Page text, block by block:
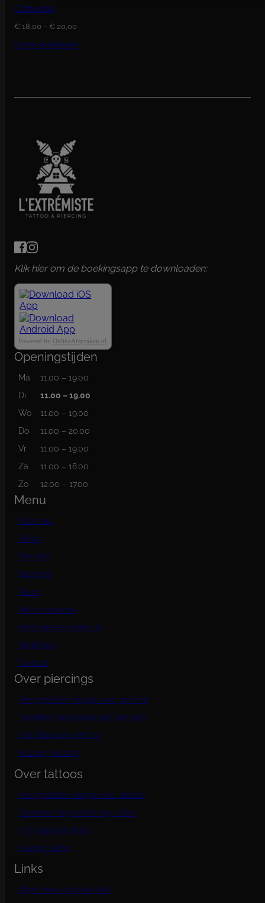
Cathedral
€ 18,00 – € 20,00
tot
Opties selecteren
Klik hier om de boekingsapp te downloaden:
Powered by OnlineAfspraken.nl
Openingstijden
Ma
11.00 – 19.00
Di
11.00 – 19.00
Wo
11.00 – 19.00
Do
11.00 – 20.00
Vr
11.00 – 19.00
Za
11.00 – 18.00
Zo
12.00 – 17.00
Menu
Over ons
Tattoo
Piercing
Branding
Team
Vriend worden
Permanente make-up
Webshop
Contact
Over piercings
Veelgestelde vragen over piercen
Toestemmingsverklaring piercing
Info afspraak piercing
Nazorg piercing
Over tattoos
Veelgestelde vragen over tattoos
Toestemmingsverklaring tattoo
Info afspraak tattoo
Nazorg tattoo
Links
Algemene voorwaarden